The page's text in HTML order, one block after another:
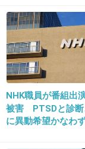
顔だけだとす
全体だとバラ
胸だけが大き
37. 匿名2019/01/13(日)
NHK職員が番組出
被害 PTSDと診断
に異動希望かなわ